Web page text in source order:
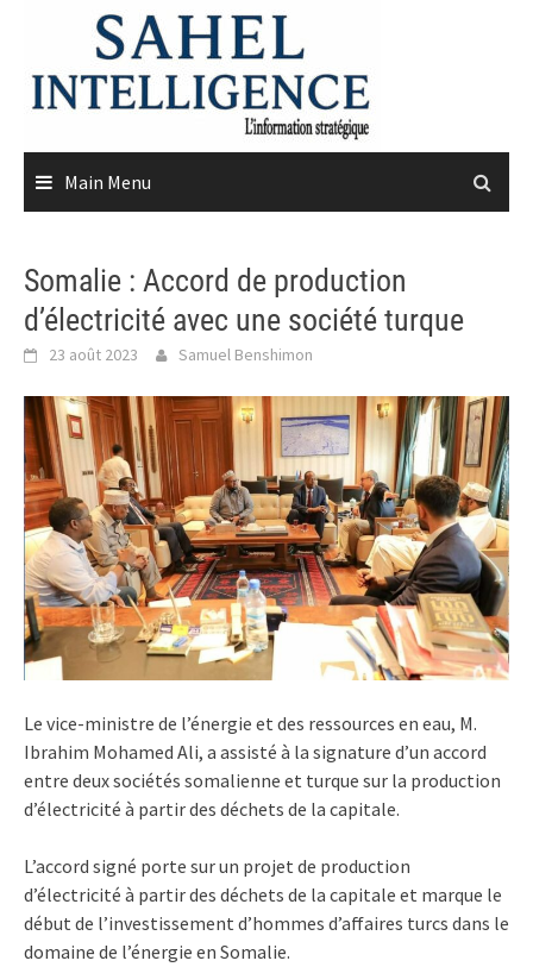
content
Main Menu
Somalie : Accord de production
d’électricité avec une société turque
23 août 2023 Samuel Benshimon
Le vice-ministre de l’énergie et des ressources en eau, M.
Ibrahim Mohamed Ali, a assisté à la signature d’un accord
entre deux sociétés somalienne et turque sur la production
d’électricité à partir des déchets de la capitale.
L’accord signé porte sur un projet de production
d’électricité à partir des déchets de la capitale et marque le
début de l’investissement d’hommes d’affaires turcs dans le
domaine de l’énergie en Somalie.